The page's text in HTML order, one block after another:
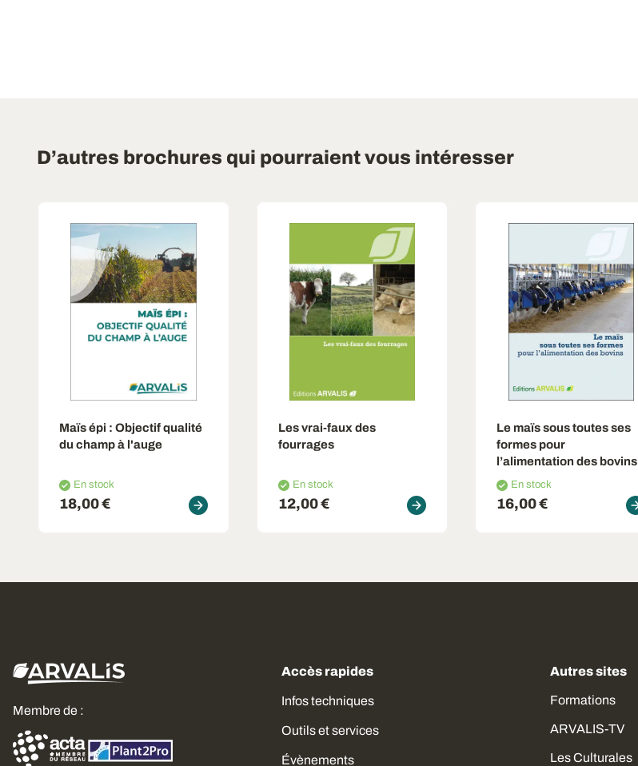
D’autres brochures qui pourraient vous intéresser
Maïs épi : Objectif qualité
du champ à l'auge
En stock
18,00 €
Les vrai-faux des
fourrages
En stock
12,00 €
Le maïs sous toutes ses
formes pour
l’alimentation des bovins
En stock
16,00 €
Membre de :
Accès rapides
Infos techniques
Outils et services
Évènements
Autres sites
Formations
ARVALIS-TV
Les Culturales